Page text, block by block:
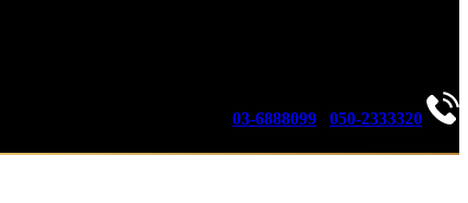
050-2333320
03-6888099